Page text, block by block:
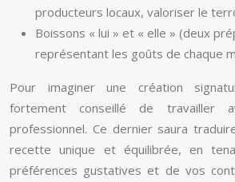
producteurs locaux, valoriser le
Boissons « lui » et « elle » (deux
représentant les goûts de chaque
Pour imaginer une création
fortement conseillé de travailler
professionnel. Ce dernier saura
recette unique et équilibrée, en
préférences gustatives et de vos